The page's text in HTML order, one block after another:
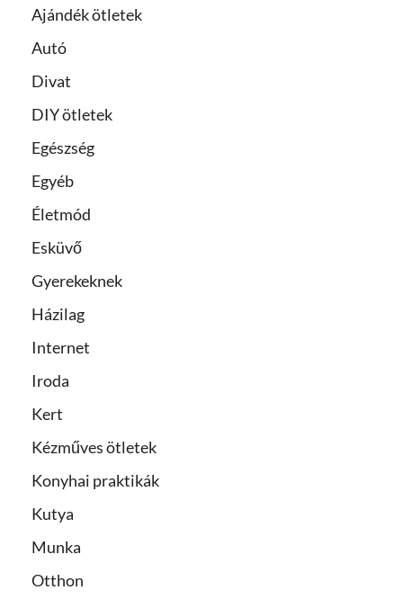
Ajándék ötletek
Autó
Divat
DIY ötletek
Egészség
Egyéb
Életmód
Esküvő
Gyerekeknek
Házilag
Internet
Iroda
Kert
Kézműves ötletek
Konyhai praktikák
Kutya
Munka
Otthon